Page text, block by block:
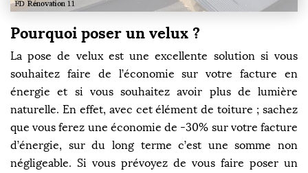
Pourquoi poser un velux ?
La pose de velux est une excellente solution si vous
souhaitez faire de l’économie sur votre facture en
énergie et si vous souhaitez avoir plus de lumière
naturelle. En effet, avec cet élément de toiture ; sachez
que vous ferez une économie de -30% sur votre facture
d’énergie, sur du long terme c’est une somme non
négligeable. Si vous prévoyez de vous faire poser un